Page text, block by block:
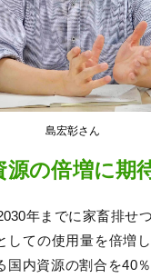
島宏彰さん
源の倍増に期
年までに家畜排せ
しての使用量を倍増
国内資源の割合を40